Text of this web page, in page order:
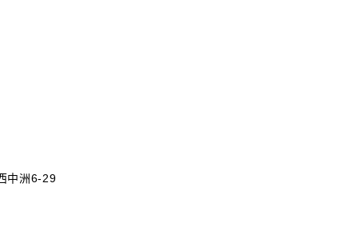
中洲6-29